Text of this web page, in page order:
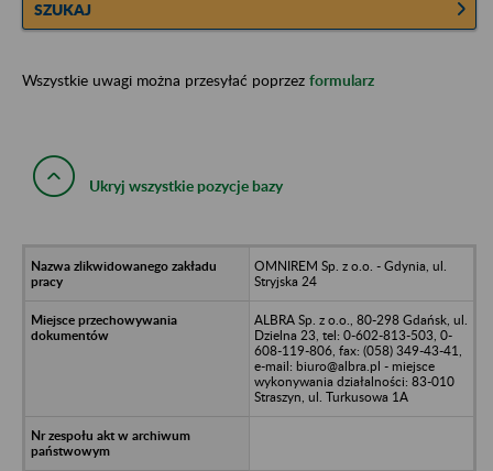
SZUKAJ
Wszystkie uwagi można przesyłać poprzez formularz
Ukryj wszystkie pozycje bazy
OMNIREM Sp. z o.o. - Gdynia, ul.
Stryjska 24
ALBRA Sp. z o.o., 80-298 Gdańsk, ul.
Dzielna 23, tel: 0-602-813-503, 0-
608-119-806, fax: (058) 349-43-41,
e-mail: biuro@albra.pl - miejsce
wykonywania działalności: 83-010
Straszyn, ul. Turkusowa 1A